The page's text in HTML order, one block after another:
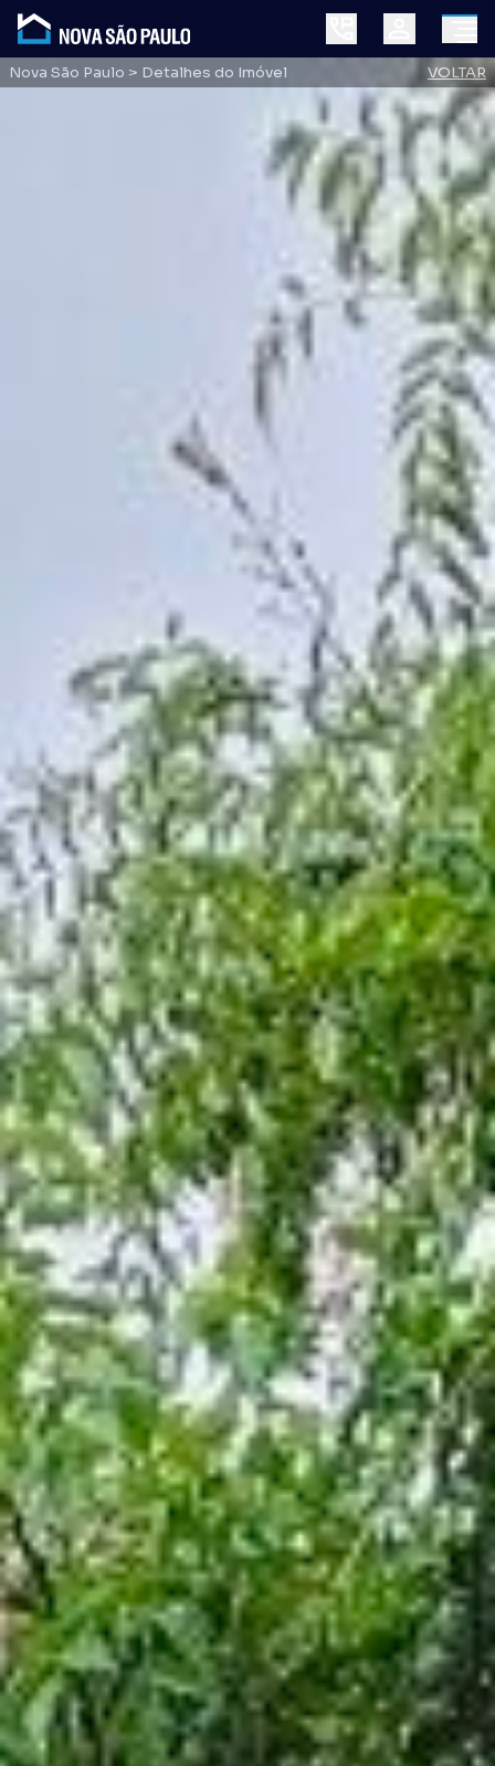
Nova São Paulo > Detalhes do Imóvel VOLTAR